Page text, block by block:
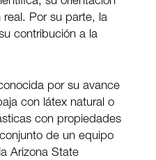
Por su parte, la
contribución a la
por su avance
con látex natural o
con propiedades
de un equipo
Arizona State